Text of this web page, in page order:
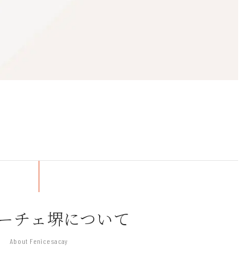
チェ堺について
About Fenice sacay